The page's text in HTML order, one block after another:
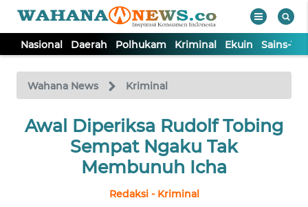
Nasional Daerah Polhukam Kriminal Ekuin Sains-
Wahana News Kriminal
Awal Diperiksa Rudolf Tobing
Sempat Ngaku Tak
Membunuh Icha
Redaksi - Kriminal
TV
Tutup
NASIONAL